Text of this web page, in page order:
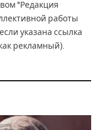
"Редакция
работы
указана ссылка
рекламный).